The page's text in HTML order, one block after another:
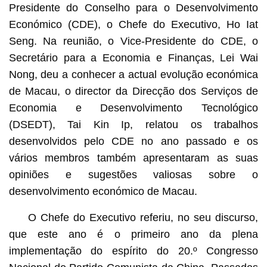
Presidente do Conselho para o Desenvolvimento
Económico (CDE), o Chefe do Executivo, Ho Iat
Seng. Na reunião, o Vice-Presidente do CDE, o
Secretário para a Economia e Finanças, Lei Wai
Nong, deu a conhecer a actual evolução económica
de Macau, o director da Direcção dos Serviços de
Economia e Desenvolvimento Tecnológico
(DSEDT), Tai Kin Ip, relatou os trabalhos
desenvolvidos pelo CDE no ano passado e os
vários membros também apresentaram as suas
opiniões e sugestões valiosas sobre o
desenvolvimento económico de Macau.
O Chefe do Executivo referiu, no seu discurso,
que este ano é o primeiro ano da plena
implementação do espírito do 20.º Congresso